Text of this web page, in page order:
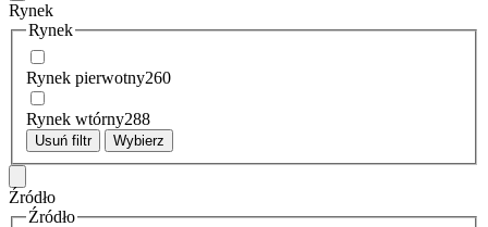
Rynek
Rynek
Rynek pierwotny260
Rynek wtórny288
Usuń filtr Wybierz
Źródło
Źródło